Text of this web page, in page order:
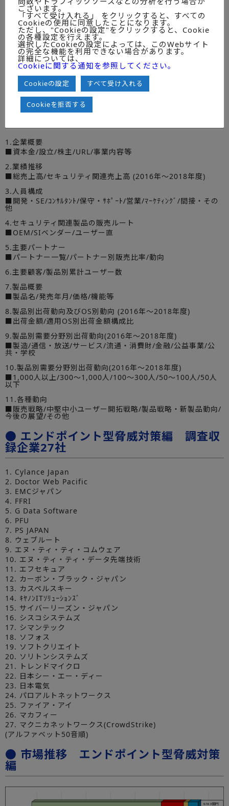
＜次世代エンドポイントプロテクションプラットフォーム＞
【図表2－3】
不正PC検知・排除アプライアンス市場推移/概要/需要分野
別/OS別出荷金額（2016～2018年度）
＜不正PC検知・排除アプライアンス＞
【図表2－4】
検疫ネットワークツール市場推移/概要/需要分野別/OS別出荷
金額（2016～2018年度）
＜検疫ネットワークツールツール＞
● エンドポイント型脅威対策編 調査項
1.企業概要
■資本金/設立/株主/URL/事業内容等
2.業績推移
■総売上高/セキュリティ関連売上高 (2016年～2018年度)
3.人員構成
■開発・SE/ｺﾝｻﾙﾀﾝﾄ/保守・ｻﾎﾟｰﾄ/営業/ﾏｰｹﾃｨﾝｸﾞ/間接・その
他
4.セキュリティ関連製品の販売ルート
■OEM/SIベンダー/ユーザー直
5.主要パートナー
■パートナー一覧/パートナー別販売比率/動向
6.主要顧客/製品別累計ユーザー数
7.製品概要
■製品名/発売年月/価格/機能等
8.製品別出荷動向及びOS別動向 (2016年～2018年度)
■出荷金額/適用OS別出荷金額構成比
9.製品別需要分野別出荷動向(2016年～2018年度)
■製造/通信・放送/サービス/流通・消費財/金融/公益事業/公
共・学校
10.製品別需要分野別出荷動向(2016年～2018年度)
■1,000人以上/300～1,000人/100～300人/50～100人/50人
以下
11.各種動向
■販売戦略/中堅中小ユーザー開拓戦略/製品戦略・新製品動向/
今後の展望/その他
● エンドポイント型脅威対策編 調査収
録企業27社
1. Cylance Japan
2. Doctor Web Pacific
3. EMCジャパン
4. FFRI
5. G Data Software
6. PFU
7. PS JAPAN
8. ウェブルート
9. エヌ・ティ・ティ・コムウェア
10. エヌ・ティ・ティ・データ先端技術
11. エフセキュア
12. カーボン・ブラック・ジャパン
13. カスペルスキー
14. ｷﾔﾉﾝITｿﾘｭｰｼｮﾝｽﾞ
15. サイバーリーズン・ジャパン
16. シスコシステムズ
17. シマンテック
18. ソフォス
19. ソフトクリエイト
20. ソリトンシステムズ
21. トレンドマイクロ
22. 日本シー・エー・ディー
23. 日本電気
24. パロアルトネットワークス
25. ファイア・アイ
26. マカフィー
27. マクニカネットワークス(CrowdStrike)
(アルファベット50音順)
● 市場推移 エンドポイント型脅威対策
編
ございます。
「すべて受け入れる」 をクリックすると、すべての
Cookieの使用に同意したことになります。
ただし、"Cookieの設定"をクリックすると、Cookie
の各種設定を行えます。
選択したCookieの設定によっては、このWebサイト
の完全な機能を利用できない場合があります。
詳細については、
Cookieに関する通知を参照してください。
Cookieの設定 すべて受け入れる
Cookieを拒否する